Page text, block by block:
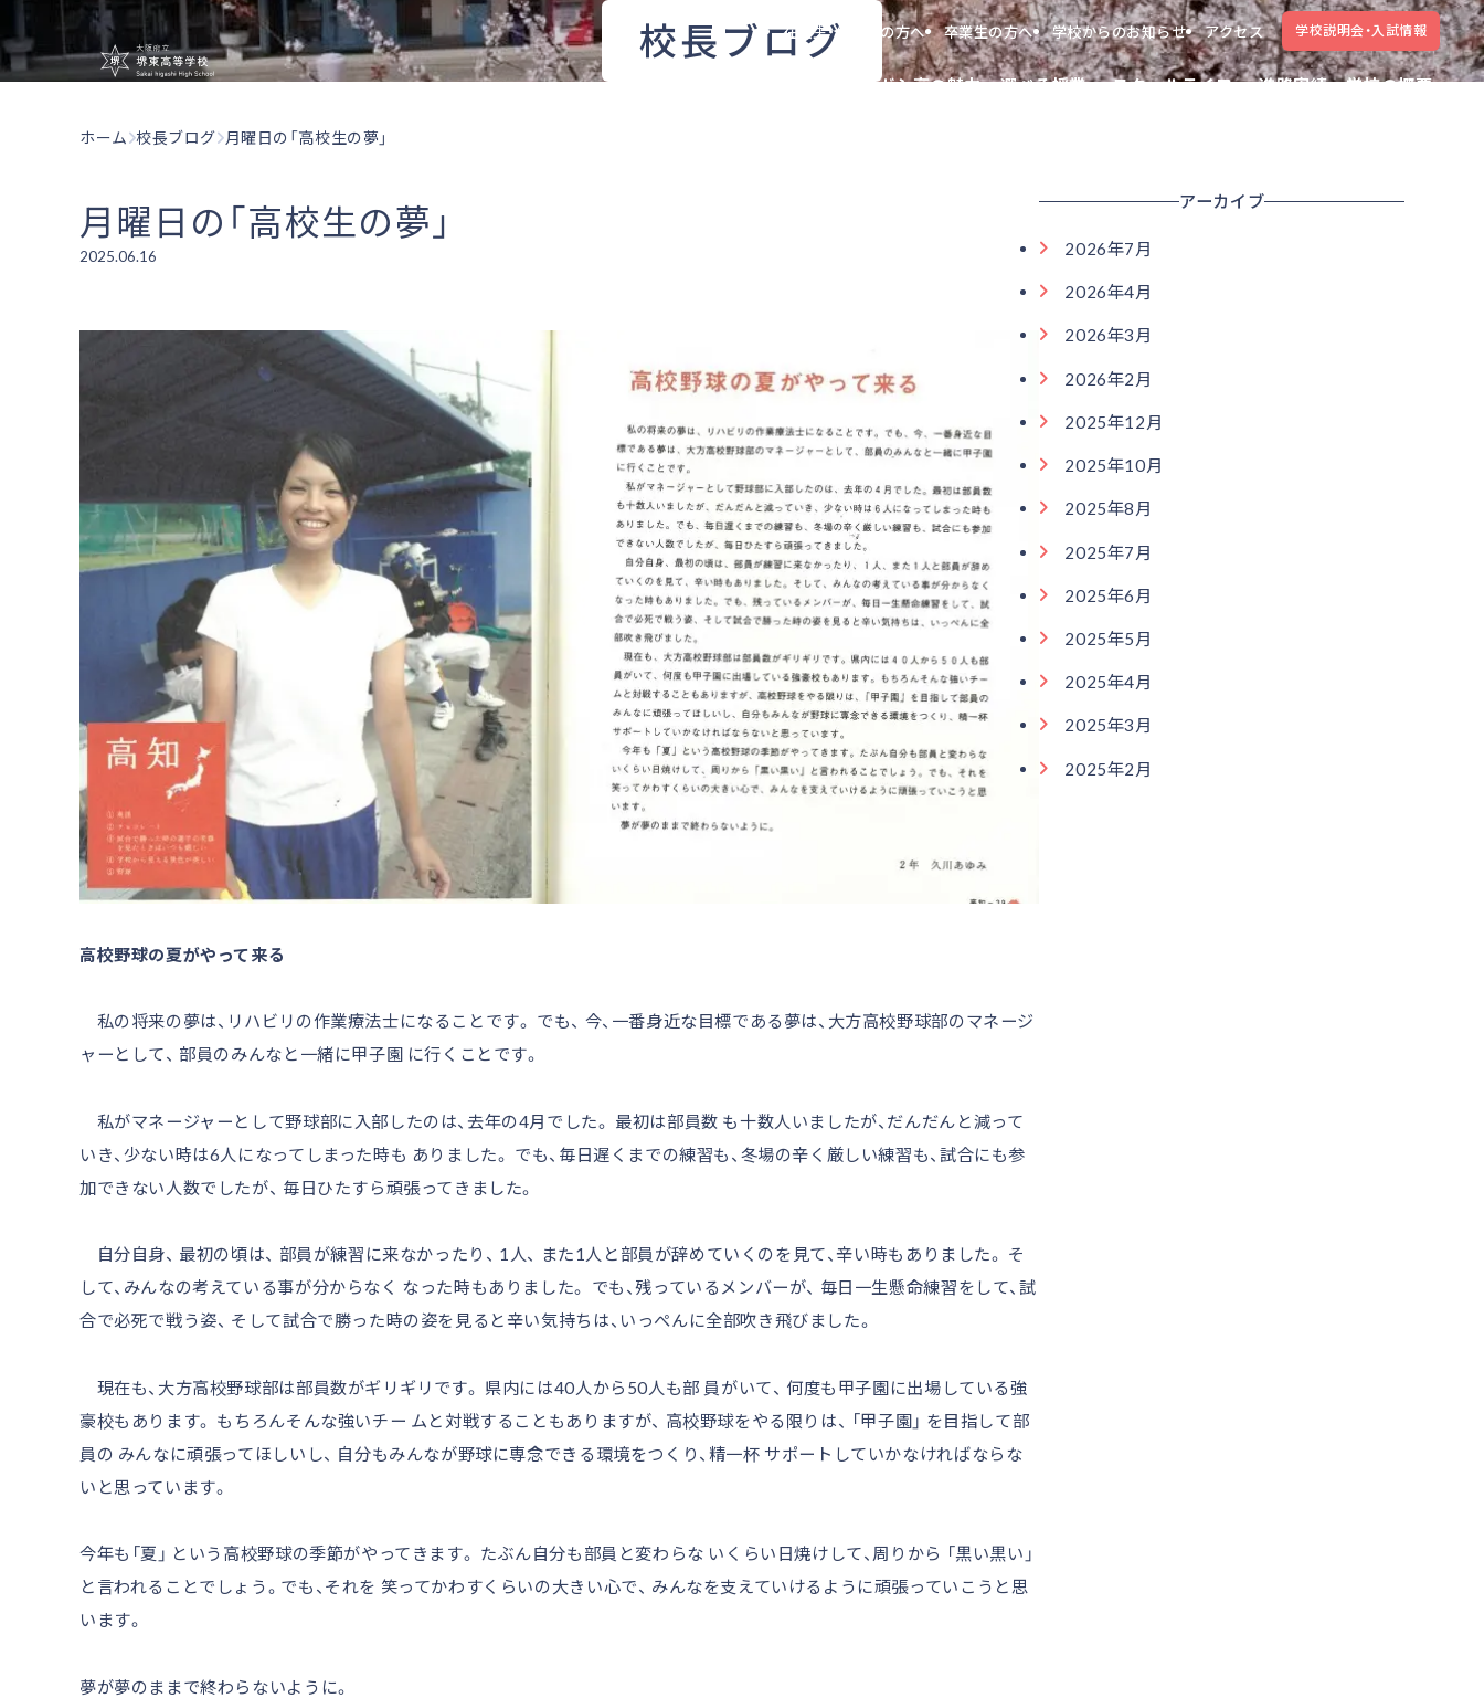
大阪府立堺東高等学校
ガシ高の魅力 選べる授業 スクールライフ 進路実績 学校の概要
在校生・保護者の方へ 卒業生の方へ 学校からのお知らせ アクセス 学校説明会・入試情報
校長ブログ
ホーム 校長ブログ 月曜日の「高校生の夢」
月曜日の「高校生の夢」
2025.06.16
高校野球の夏がやって来る
私の将来の夢は、リハビリの作業療法士になることです。 でも、 今、一番身近な目標である夢は、大方高校野球部のマネージ
ャーとして、 部員のみんなと一緒に甲子園 に行くことです。
私がマネージャーとして野球部に入部したのは、去年の4月でした。 最初は部員数 も十数人いましたが、だんだんと減って
いき、少ない時は6人になってしまった時も ありました。 でも、毎日遅くまでの練習も、冬場の辛く厳しい練習も、試合にも参
加できない人数でしたが、 毎日ひたすら頑張ってきました。
自分自身、 最初の頃は、 部員が練習に来なかったり、 1人、 また1人と部員が辞めていくのを見て、辛い時もありました。 そ
して、みんなの考えている事が分からなく なった時もありました。 でも、残っているメンバーが、 毎日一生懸命練習をして、試
合で必死で戦う姿、 そして試合で勝った時の姿を見ると辛い気持ちは、いっぺんに全部吹き飛びました。
現在も、大方高校野球部は部員数がギリギリです。 県内には40人から50人も部 員がいて、 何度も甲子園に出場している強
豪校もあります。 もちろんそんな強いチー ムと対戦することもありますが、 高校野球をやる限りは、 「甲子園」 を目指して部
員の みんなに頑張ってほしいし、 自分もみんなが野球に専念できる環境をつくり、精一杯 サポートしていかなければならな
いと思っています。
今年も「夏」 という高校野球の季節がやってきます。 たぶん自分も部員と変わらな いくらい日焼けして、周りから 「黒い黒い」
と言われることでしょう。でも、それを 笑ってかわすくらいの大きい心で、 みんなを支えていけるように頑張っていこうと思
います。
夢が夢のままで終わらないように。
アーカイブ
2026年7月
2026年4月
2026年3月
2026年2月
2025年12月
2025年10月
2025年8月
2025年7月
2025年6月
2025年5月
2025年4月
2025年3月
2025年2月